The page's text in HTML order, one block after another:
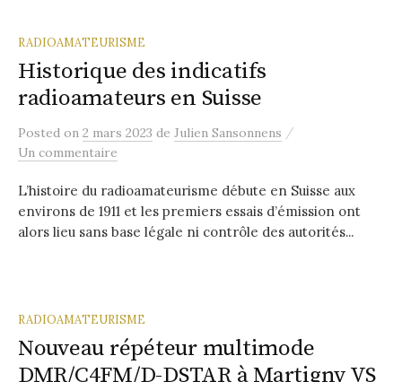
RADIOAMATEURISME
Historique des indicatifs
radioamateurs en Suisse
Posted on 2 mars 2023 de Julien Sansonnens /
Un commentaire
L’histoire du radioamateurisme débute en Suisse aux
environs de 1911 et les premiers essais d’émission ont
alors lieu sans base légale ni contrôle des autorités...
RADIOAMATEURISME
Nouveau répéteur multimode
DMR/C4FM/D-DSTAR à Martigny VS